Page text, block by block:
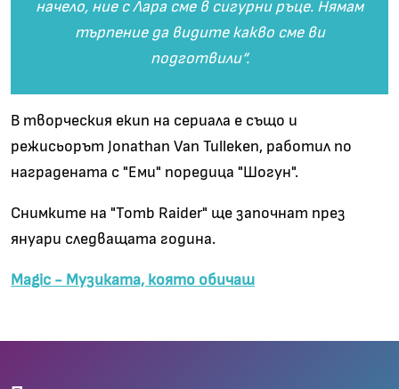
начело, ние с Лара сме в сигурни ръце. Нямам
търпение да видите какво сме ви
подготвили“.
В творческия екип на сериала е също и
режисьорът Jonathan Van Tulleken, работил по
наградената с "Еми" поредица "Шогун".
Снимките на "Tomb Raider" ще започнат през
януари следващата година.
Magic - Музиката, която обичаш